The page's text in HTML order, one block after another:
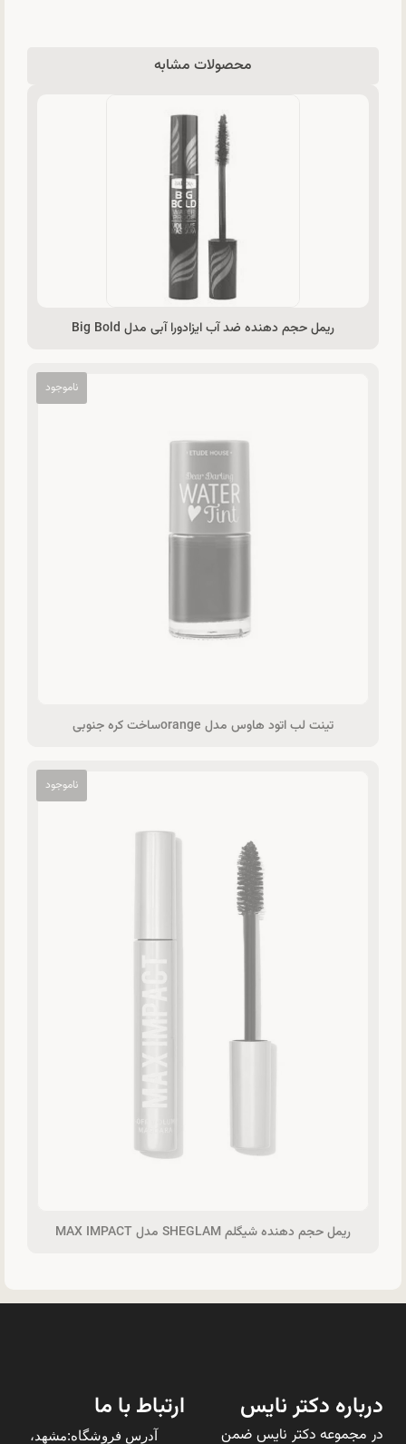
محصولات مشابه
ریمل حجم دهنده ضد آب ایزادورا آبی مدل Big Bold
تینت لب اتود هاوس مدل orangeساخت کره جنوبی
ریمل حجم دهنده شیگلم SHEGLAM مدل MAX IMPACT
درباره دکتر نایس
در مجموعه دکتر نایس ضمن
ارتباط با ما
آدرس فروشگاه:مشهد،